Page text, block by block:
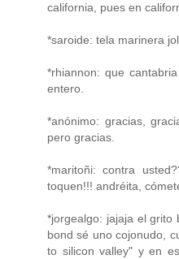
california, pues en
*saroide: tela marinera
*rhiannon: que
entero.
*anónimo: gracias,
pero gracias.
*maritoñi: contra
toquen!!! andréita,
*jorgealgo: jajaja el grito
bond sé uno cojonudo,
to silicon valley" y en